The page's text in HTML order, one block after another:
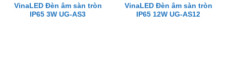
VinaLED Đèn âm sàn tròn
IP65 3W UG-AS3
VinaLED Đèn âm sàn tròn
IP65 12W UG-AS12